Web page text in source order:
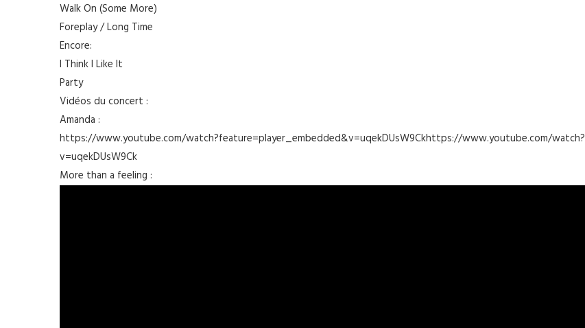
Walk On (Some More)
Foreplay / Long Time
Encore:
I Think I Like It
Party
Vidéos du concert :
Amanda :
https://www.youtube.com/watch?feature=player_embedded&v=uqekDUsW9Ckhttps://www.youtube.com/watch?
v=uqekDUsW9Ck
More than a feeling :